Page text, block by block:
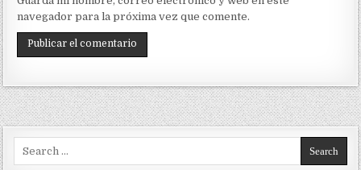
navegador para la próxima vez que comente.
Search for: